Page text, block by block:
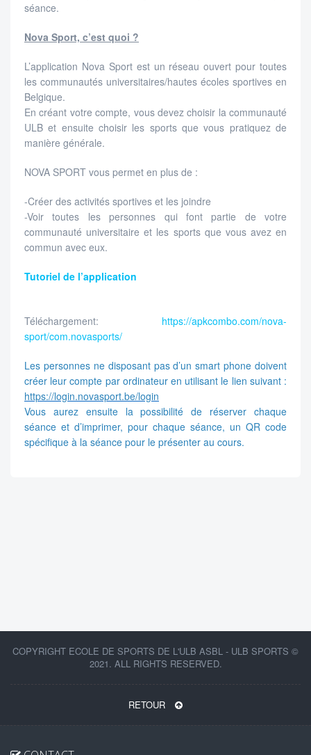
séance.
Nova Sport, c’est quoi ?
L’application Nova Sport est un réseau ouvert pour toutes
les communautés universitaires/hautes écoles sportives en
Belgique.
En créant votre compte, vous devez choisir la communauté
ULB et ensuite choisir les sports que vous pratiquez de
manière générale.
NOVA SPORT vous permet en plus de :
-Créer des activités sportives et les joindre
-Voir toutes les personnes qui font partie de votre
communauté universitaire et les sports que vous avez en
commun avec eux.
Tutoriel de l’application
Téléchargement: https://apkcombo.com/nova-
sport/com.novasports/
Les personnes ne disposant pas d’un smart phone doivent
créer leur compte par ordinateur en utilisant le lien suivant :
https://login.novasport.be/login
Vous aurez ensuite la possibilité de réserver chaque
séance et d’imprimer, pour chaque séance, un QR code
spécifique à la séance pour le présenter au cours.
COPYRIGHT ECOLE DE SPORTS DE L'ULB ASBL - ULB SPORTS ©
2021. ALL RIGHTS RESERVED.
RETOUR